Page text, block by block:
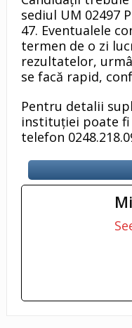
sediul UM 02497
47. Eventualele
termen de o zi
rezultatelor,
se facă rapid,
Pentru detalii
instituției poate
telefon